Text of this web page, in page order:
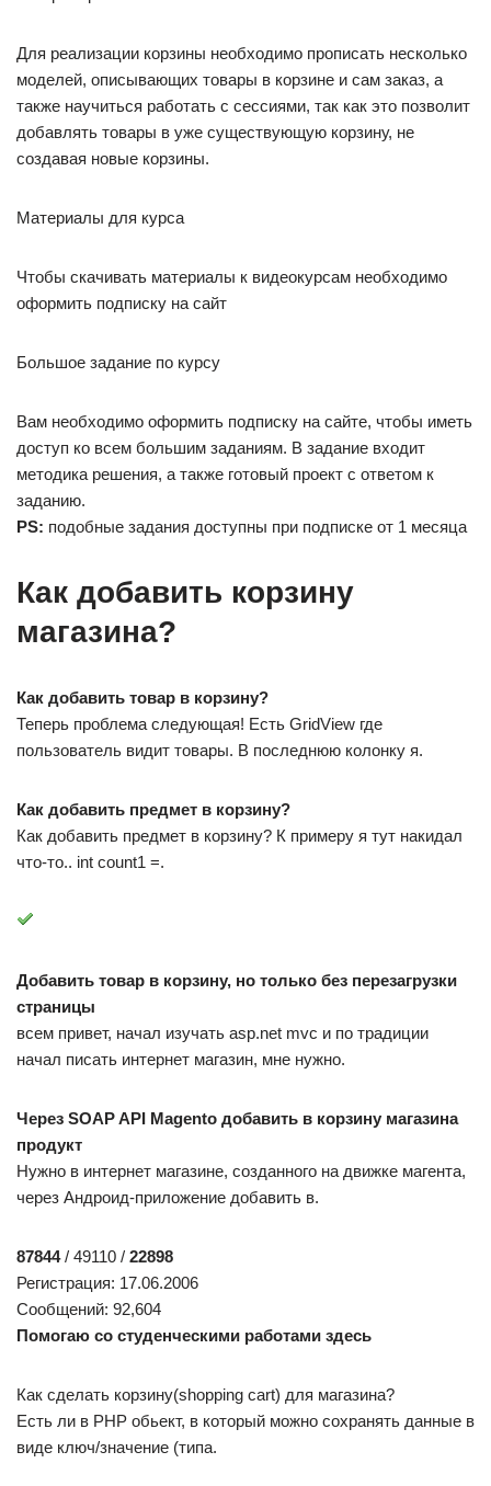
Для реализации корзины необходимо прописать несколько
моделей, описывающих товары в корзине и сам заказ, а
также научиться работать с сессиями, так как это позволит
добавлять товары в уже существующую корзину, не
создавая новые корзины.
Материалы для курса
Чтобы скачивать материалы к видеокурсам необходимо
оформить подписку на сайт
Большое задание по курсу
Вам необходимо оформить подписку на сайте, чтобы иметь
доступ ко всем большим заданиям. В задание входит
методика решения, а также готовый проект с ответом к
заданию.
PS: подобные задания доступны при подписке от 1 месяца
Как добавить корзину
магазина?
Как добавить товар в корзину?
Теперь проблема следующая! Есть GridView где
пользователь видит товары. В последнюю колонку я.
Как добавить предмет в корзину?
Как добавить предмет в корзину? К примеру я тут накидал
что-то.. int count1 =.
Добавить товар в корзину, но только без перезагрузки
страницы
всем привет, начал изучать asp.net mvc и по традиции
начал писать интернет магазин, мне нужно.
Через SOAP API Magento добавить в корзину магазина
продукт
Нужно в интернет магазине, созданного на движке магента,
через Андроид-приложение добавить в.
87844/ 49110 / 22898
Регистрация: 17.06.2006
Сообщений: 92,604
Помогаю со студенческими работами здесь
Как сделать корзину(shopping cart) для магазина?
Есть ли в PHP обьект, в который можно сохранять данные в
виде ключ/значение (типа.